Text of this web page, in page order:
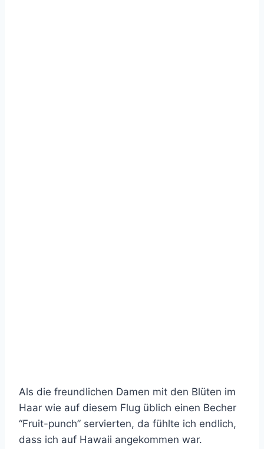
Als die freundlichen Damen mit den Blüten im
Haar wie auf diesem Flug üblich einen Becher
“Fruit-punch” servierten, da fühlte ich endlich,
dass ich auf Hawaii angekommen war.